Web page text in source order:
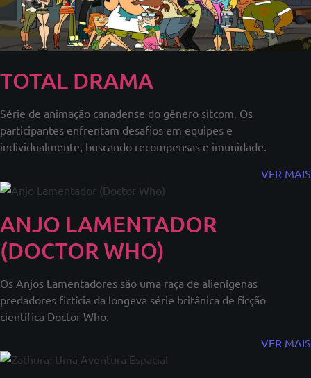
TOTAL DRAMA
Série de animação canadense do gênero sitcom. Os
participantes enfrentam desafios em equipes e
individualmente, buscando recompensas e imunidade.
VER MAIS
ANJO LAMENTADOR
(DOCTOR WHO)
Os Anjos Lamentadores são uma raça de alienígenas
predadores fictícia da longeva série britânica de ficção
científica Doctor Who.
VER MAIS